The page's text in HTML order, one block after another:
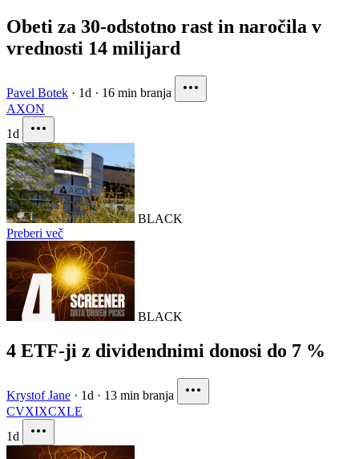
Obeti za 30-odstotno rast in naročila v
vrednosti 14 milijard
Pavel Botek · 1d · 16 min branja
AXON
1d
BLACK
Preberi več
BLACK
4 ETF-ji z dividendnimi donosi do 7 %
Krystof Jane · 1d · 13 min branja
CVXIXCXLE
1d